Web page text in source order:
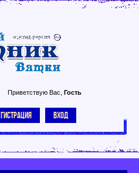
Приветствую Вас Гость
ВХОД